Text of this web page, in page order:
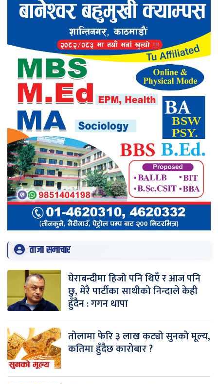
ताजा समाचार
घेराबन्दीमा हिजो पनि थिएँ र आज पनि
छु, मेरै पार्टीका साथीको निन्दाले केही
हुँदैन : गगन थापा
तोलामा फेरि ३ लाख कट्यो सुनको मूल्य,
कतिमा हुँदैछ कारोबार ?